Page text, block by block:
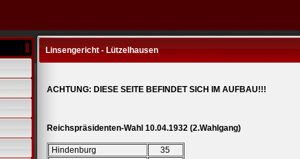
Linsengericht - Lützelhausen
ACHTUNG: DIESE SEITE BEFINDET SICH IM AUFBAU!!!
Reichspräsidenten-Wahl 10.04.1932 (2.Wahlgang)
Hindenburg
35